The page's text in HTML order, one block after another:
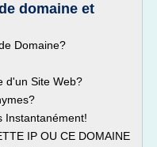
domaine et
Domaine?
d'un Site Web?
Instantanément!
IP OU CE DOMAINE